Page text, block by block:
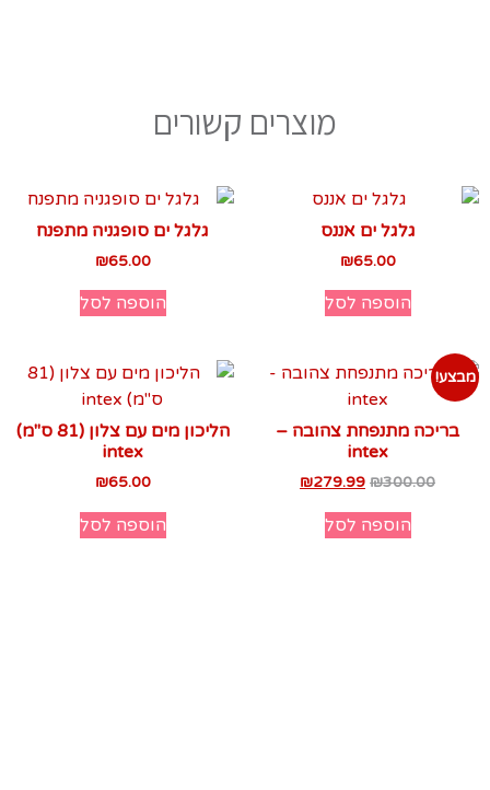
מוצרים קשורים
גלגל ים אננס
₪65.00
הוספה לסל
גלגל ים סופגניה מתפנח
₪65.00
הוספה לסל
מבצע!
בריכה מתנפחת צהובה –
intex
₪300.00
₪279.99
הוספה לסל
הליכון מים עם צלון (81 ס"מ)
intex
₪65.00
הוספה לסל